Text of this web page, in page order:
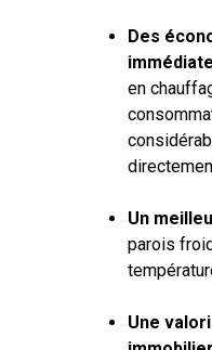
Des
en
Un
parois
Une